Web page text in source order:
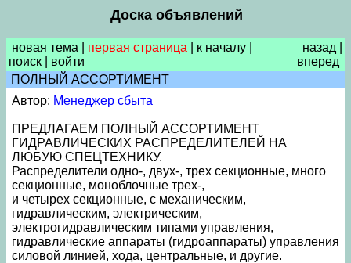
Доска объявлений
новая тема первая страница к началу
поиск
войти
назад
вперед
ПОЛНЫЙ АССОРТИМЕНТ
Автор: Менеджер сбыта
ПРЕДЛАГАЕМ ПОЛНЫЙ АССОРТИМЕНТ
ГИДРАВЛИЧЕСКИХ РАСПРЕДЕЛИТЕЛЕЙ НА
ЛЮБУЮ СПЕЦТЕХНИКУ.
Распределители одно-, двух-, трех секционные, много
секционные, моноблочные трех-,
и четырех секционные, с механическим,
гидравлическим, электрическим,
электрогидравлическим типами управления,
гидравлические аппараты (гидроаппараты) управления
силовой линией, хода, центральные, и другие.